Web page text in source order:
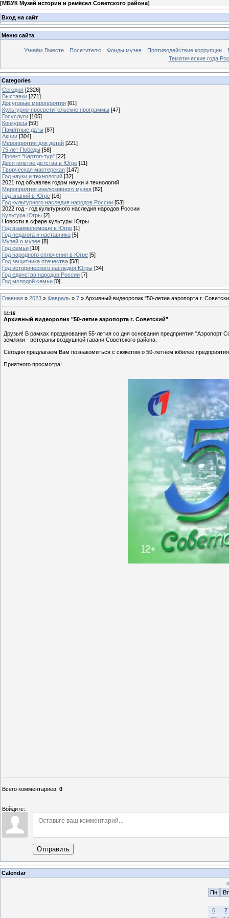
[МБУК Музей истории и ремёсел Советского района]
Вход на сайт
Меню сайта
Узнаём Вместе Посетителю Фонды музея Противодействие коррупции
Тематические года
Categories
Сегодня [2326]
Выставки [271]
Досуговые мероприятия [61]
Культурно-просветительские программы [47]
Госуслуги [105]
Конкурсы [59]
Памятные даты [87]
Акции [304]
Мероприятия для детей [221]
75 лет Победы [58]
Проект "Картоп-тур" [22]
Десятилетие детства в Югре [11]
Творческая мастерская [147]
Год науки и технологий [32]
2021 год объявлен годом науки и технологий
Мероприятия инклюзивного музея [82]
Год знаний в Югре [16]
Год культурного наследия народов России [53]
2022 год - год культурного наследия народов России
Культура Югры [2]
Новости в сфере культуры Югры
Год взаимопомощи в Югре [1]
Год педагога и наставника [5]
Музей о музее [8]
Год семьи [10]
Год народного сплочения в Югре [5]
Год защитника отечества [58]
Год исторического наследия Югры [34]
Год единства народов России [7]
Год молодой семьи [0]
Главная » 2023 » Февраль » 7 » Архивный видеоролик "50-летие аэропорта г.
14:16
Архивный видеоролик "50-летие аэропорта г. Советский"
Друзья! В рамках празднования 55-летия со дня основания предприятия
земляки - ветераны воздушной гавани Советского района.
Сегодня предлагаем Вам познакомиться с сюжетом о 50-летнем юбилее
Приятного просмотра!
Всего комментариев: 0
Войдите:
Отправить
Calendar
«
Пн
Вт
6
7